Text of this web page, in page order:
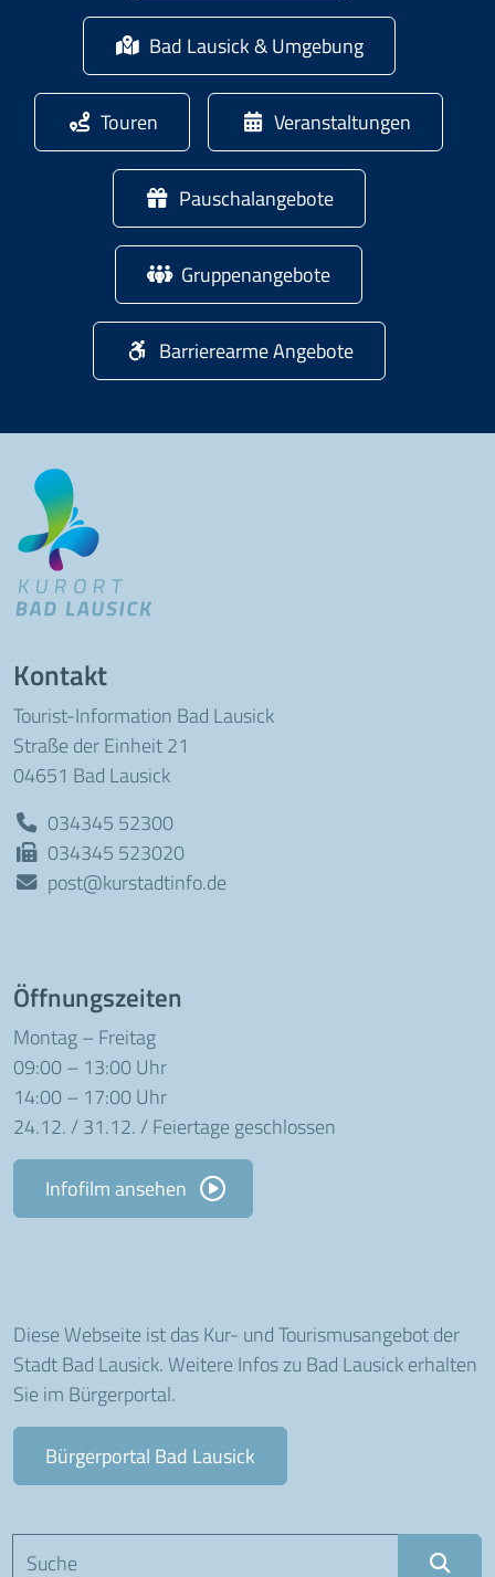
Bad Lausick & Umgebung
Touren Veranstaltungen
Pauschalangebote
Gruppenangebote
Barrierearme Angebote
Kontakt
Tourist-Information Bad Lausick
Straße der Einheit 21
04651 Bad Lausick
034345 52300
034345 523020
post@kurstadtinfo.de
Öffnungszeiten
Montag – Freitag
09:00 – 13:00 Uhr
14:00 – 17:00 Uhr
24.12. / 31.12. / Feiertage geschlossen
Infofilm ansehen
Diese Webseite ist das Kur- und Tourismusangebot der
Stadt Bad Lausick. Weitere Infos zu Bad Lausick erhalten
Sie im Bürgerportal.
Bürgerportal Bad Lausick